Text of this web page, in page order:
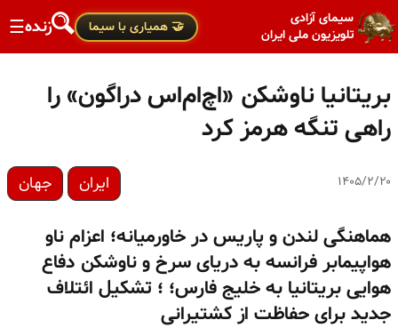
سیمای آزادی
تلویزیون ملی ایران
🤝 همیاری با سیما زنده☰
بریتانیا ناوشکن «اچ‌ام‌اس دراگون» را
راهی تنگه هرمز کرد
۱۴۰۵/۲/۲۰ ایران جهان
هماهنگی لندن و پاریس در خاورمیانه؛ اعزام ناو
هواپیمابر فرانسه به دریای سرخ و ناوشکن دفاع
هوایی بریتانیا به خلیج فارس؛ ؛ تشکیل ائتلاف
جدید برای حفاظت از کشتیرانی